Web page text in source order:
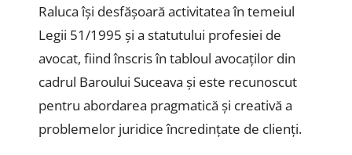
Raluca își desfășoară activitatea în temeiul
Legii 51/1995 și a statutului profesiei de
avocat, fiind înscris în tabloul avocaților din
cadrul Baroului Suceava și este recunoscut
pentru abordarea pragmatică și creativă a
problemelor juridice încredințate de clienți.